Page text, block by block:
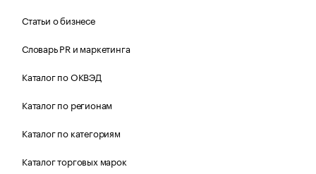
Статьи о бизнесе
Словарь PR и маркетинга
Каталог по ОКВЭД
Каталог по регионам
Каталог по категориям
Каталог торговых марок